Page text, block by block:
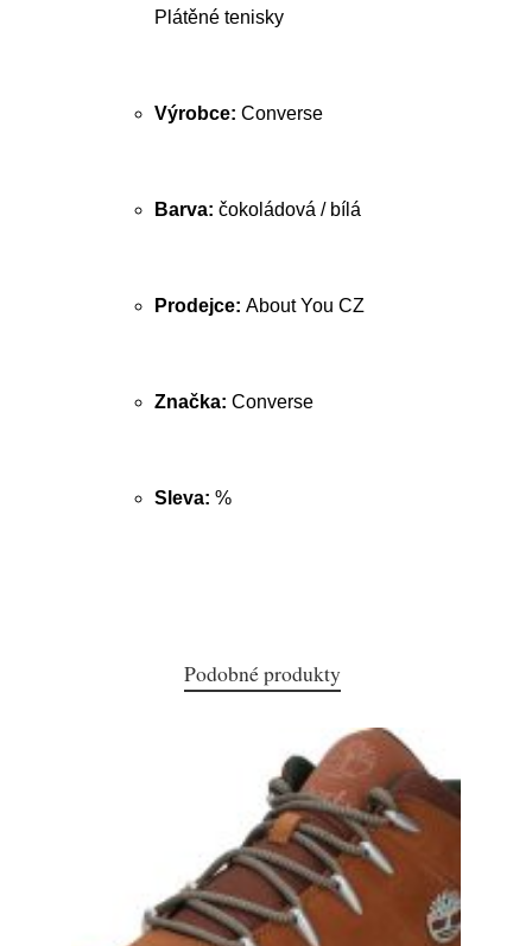
Plátěné tenisky
Výrobce: Converse
Barva: čokoládová / bílá
Prodejce: About You CZ
Značka: Converse
Sleva: %
Podobné produkty